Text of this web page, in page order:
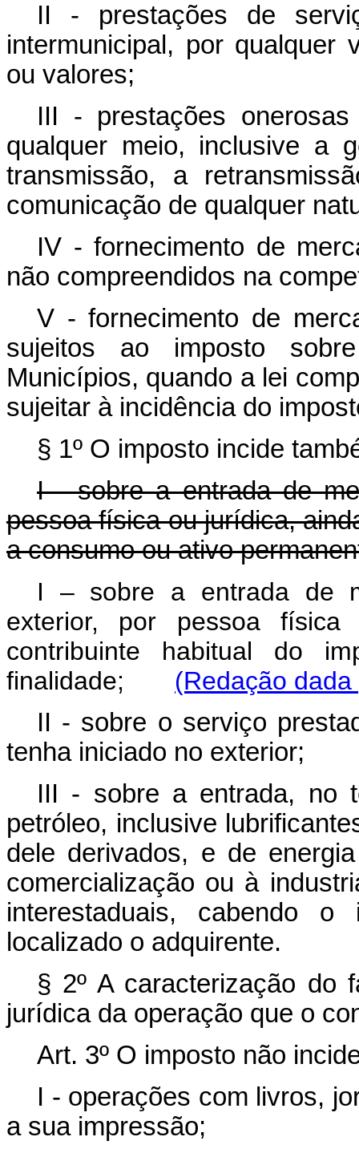
II - prestações de
intermunicipal, por qualquer
ou valores;
III - prestações
qualquer meio, inclusive a
transmissão, a
comunicação de qualquer
IV - fornecimento de
não compreendidos na
V - fornecimento de
sujeitos ao imposto
Municípios, quando a lei
sujeitar à incidência do
§ 1º O imposto incide
I - sobre a entrada de
pessoa física ou jurídica,
a consumo ou ativo
I – sobre a entrada de
exterior, por pessoa
contribuinte habitual do
finalidade; (Redação
II - sobre o serviço
tenha iniciado no exterior;
III - sobre a entrada, no
petróleo, inclusive
dele derivados, e de
comercialização ou à
interestaduais, cabendo
localizado o adquirente.
§ 2º A caracterização do
jurídica da operação que o
Art. 3º O imposto não
I - operações com livros,
a sua impressão;